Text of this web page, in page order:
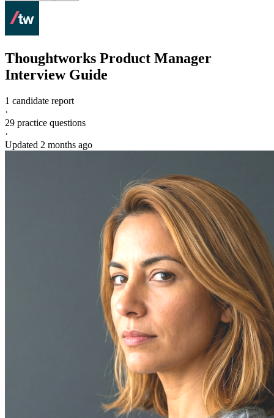
Thoughtworks Product Manager
Interview Guide
1 candidate report
·
29 practice questions
·
Updated 2 months ago